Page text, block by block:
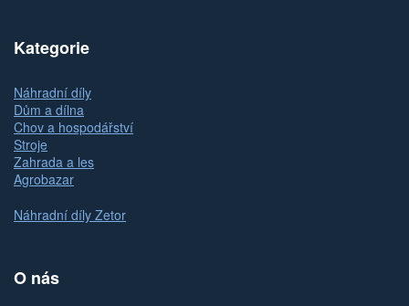
Kategorie
Náhradní díly
Dům a dílna
Chov a hospodářství
Stroje
Zahrada a les
Agrobazar
Náhradní díly Zetor
O nás